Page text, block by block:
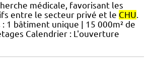
médicale, favorisant les
entre le secteur privé et le CHU.
: 1 bâtiment unique | 15 000m² de
Calendrier : L'ouverture